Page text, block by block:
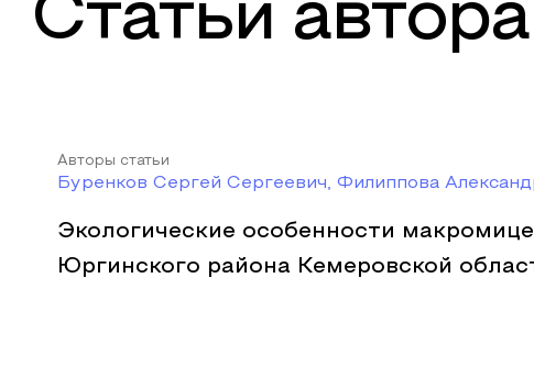
Статьи автора
Авторы статьи
Буренков Сергей Сергеевич, Филиппова
Экологические особенности
Юргинского района Кемеровской